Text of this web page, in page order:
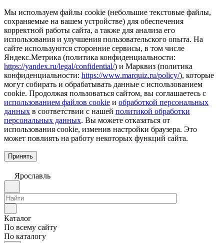
Мы используем файлы cookie (небольшие текстовые файлы,
сохраняемые на вашем устройстве) для обеспечения
корректной работы сайта, а также для анализа его
использования и улучшения пользовательского опыта. На
сайте используются сторонние сервисы, в том числе
Яндекс.Метрика (политика конфиденциальности:
https://yandex.ru/legal/confidential/) и Марквиз (политика
конфиденциальности: https://www.marquiz.ru/policy/), которые
могут собирать и обрабатывать данные с использованием
cookie. Продолжая пользоваться сайтом, вы соглашаетесь с
использованием файлов cookie и обработкой персональных
данных в соответствии с нашей политикой обработки
персональных данных. Вы можете отказаться от
использования cookie, изменив настройки браузера. Это
может повлиять на работу некоторых функций сайта.
Принять
Ярославль
Каталог
По всему сайту
По каталогу